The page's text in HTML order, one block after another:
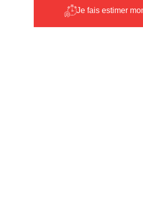
Je fais estimer